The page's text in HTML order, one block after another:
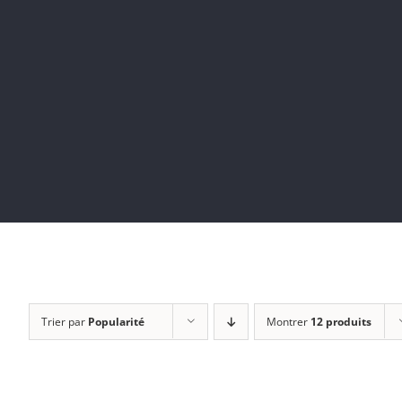
Trier par Popularité Montrer 12 produits